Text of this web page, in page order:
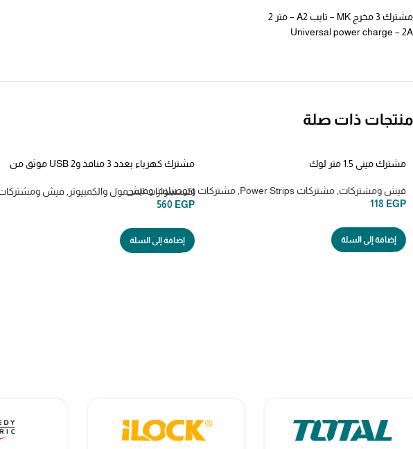
مشترك 3 مخرج MK – تايب A2 – متر 2
Universal power charge – 2A
منتجات ذات صلة
مشترك ميني 1.5 متر لوك
فيش ومشتركات مشتركات Power Strips
مشتركات وتوصيلات وفيش
118 EGP
إضافة إلى السلة
مشترك كهرباء بعدد 3 منافذ و2 USB موثق من
اكسسوارات المحمول والكمبيوتر
فيش
560 EGP
إضافة إلى السلة